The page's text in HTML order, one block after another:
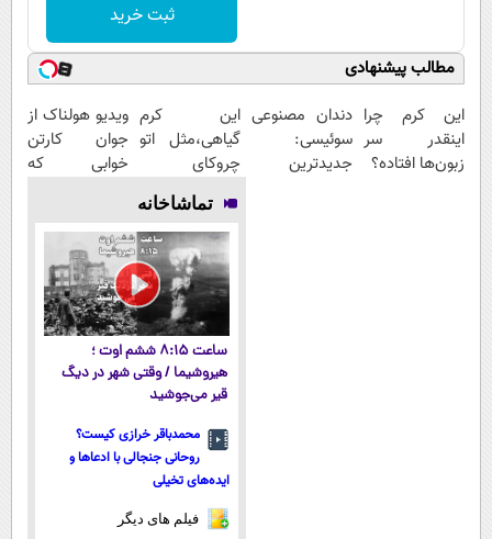
ثبت خرید
مطالب پیشنهادی
این کرم چرا
اینقدر سر
زبون‌ها افتاده؟
دندان مصنوعی
سوئیسی:
جدیدترین
این کرم
گیاهی،مثل اتو
چروکای
پوستتوصاف
میکنه!50%تخفیف
ویدیو هولناک از
جوان کارتن
خوابی که
تماشاخانه
ساعت ۸:۱۵ ششم اوت ؛
هیروشیما / وقتی شهر در دیگ
قیر می‌جوشید
محمدباقر خرازی کیست؟
روحانی جنجالی با ادعاها و
ایده‌های تخیلی
فیلم های دیگر